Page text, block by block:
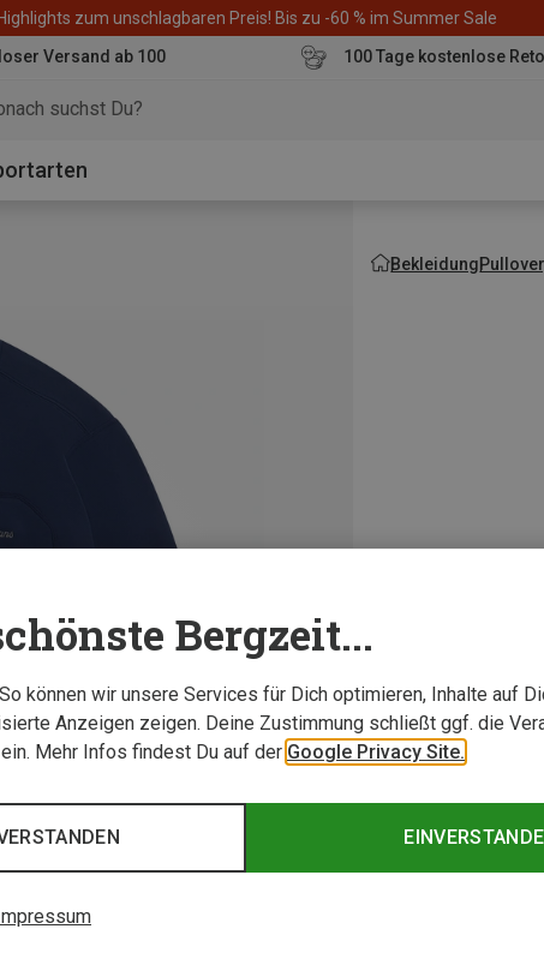
zum unschlagbaren Preis! Bis zu -60 % im Summer Sale
Versand ab 100
100 Tage kostenlose
Bekleidung
Bergzeit...
können wir unsere Services für Dich optimieren, Inhalte auf
Anzeigen zeigen. Deine Zustimmung schließt ggf. die
ein. Mehr Infos findest Du auf der Google Privacy Site.
Impressum